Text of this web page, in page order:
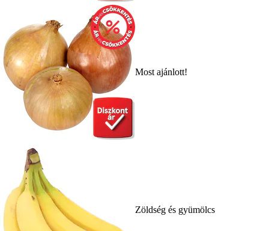
Most ajánlott!
Zöldség és gyümölcs